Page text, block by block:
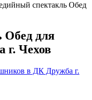
спектакль Обед
Обед для
г. Чехов
в ДК Дружба г.